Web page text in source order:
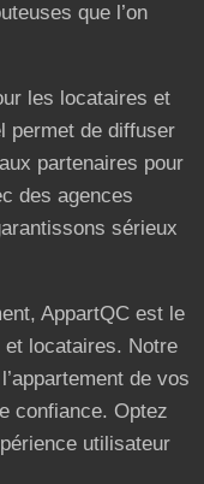
que l’on
les locataires et
permet de diffuser
partenaires pour
des agences
sérieux
AppartQC est le
et locataires. Notre
de vos
confiance. Optez
utilisateur